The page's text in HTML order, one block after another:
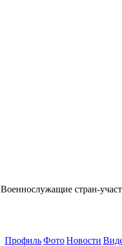
Военнослужащие стран-
ПрофильФотоНовости